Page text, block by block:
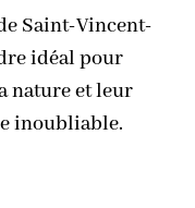
Saint-Vincent-
idéal pour
nature et leur
inoubliable.